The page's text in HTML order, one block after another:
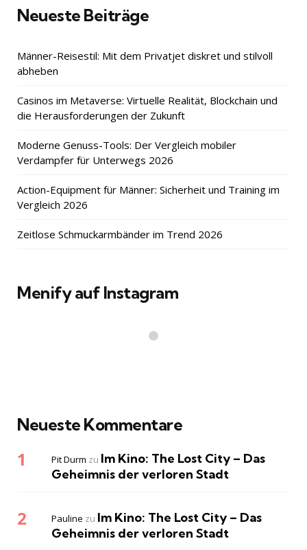
Neueste Beiträge
Männer-Reisestil: Mit dem Privatjet diskret und stilvoll
abheben
Casinos im Metaverse: Virtuelle Realität, Blockchain und
die Herausforderungen der Zukunft
Moderne Genuss-Tools: Der Vergleich mobiler
Verdampfer für Unterwegs 2026
Action-Equipment für Männer: Sicherheit und Training im
Vergleich 2026
Zeitlose Schmuckarmbänder im Trend 2026
Menify auf Instagram
Neueste Kommentare
Pit Durm zu Im Kino: The Lost City – Das
Geheimnis der verloren Stadt
Pauline zu Im Kino: The Lost City – Das
Geheimnis der verloren Stadt